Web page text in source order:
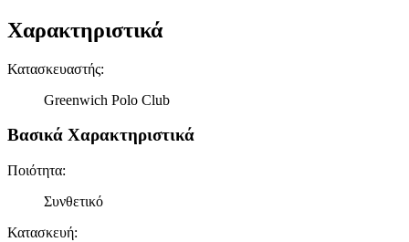
Χαρακτηριστικά
Κατασκευαστής:
Greenwich Polo Club
Βασικά Χαρακτηριστικά
Ποιότητα:
Συνθετικό
Κατασκευή: